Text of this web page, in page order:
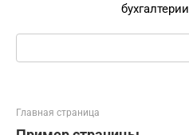
бухгалтерии
Поиск:
Главная страница